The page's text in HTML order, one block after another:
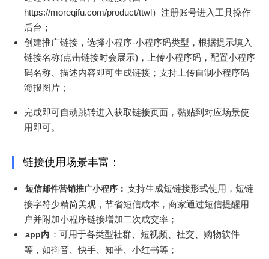
https://moreqifu.com/product/ttwl）注册账号进入工具操作
后台；
创建推广链接，选择小程序-小程序码类型，根据提示填入
链接名称(点击链接时会展示)，上传小程序码，配置小程序
码名称、描述内容即可生成链接；支持上传自制小程序码
海报图片；
完成即可自动跳转进入获取链接页面，黏贴到对应场景使
用即可。
链接使用场景丰富：
短信邮件营销推广小程序： 支持生成短链接形式使用，短链
接字符少精简美观，节省短信成本，商家通过短信提醒用
户并附加小程序链接增加二次成交率；
app内 ：可用于各类型社群、短视频、社交、购物软件
等，如抖音、快手、知乎、小红书等；